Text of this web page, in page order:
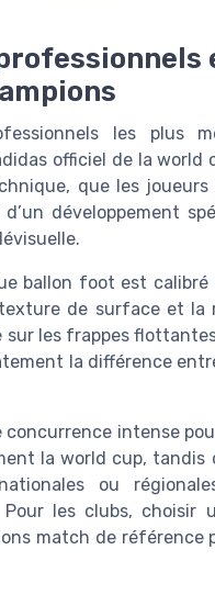
les plus
officiel de la
que les
développement
ballon foot est
de surface et
les frappes
la différence
concurrence intense
la world cup, tandis
ou
Pour les clubs,
match de référence